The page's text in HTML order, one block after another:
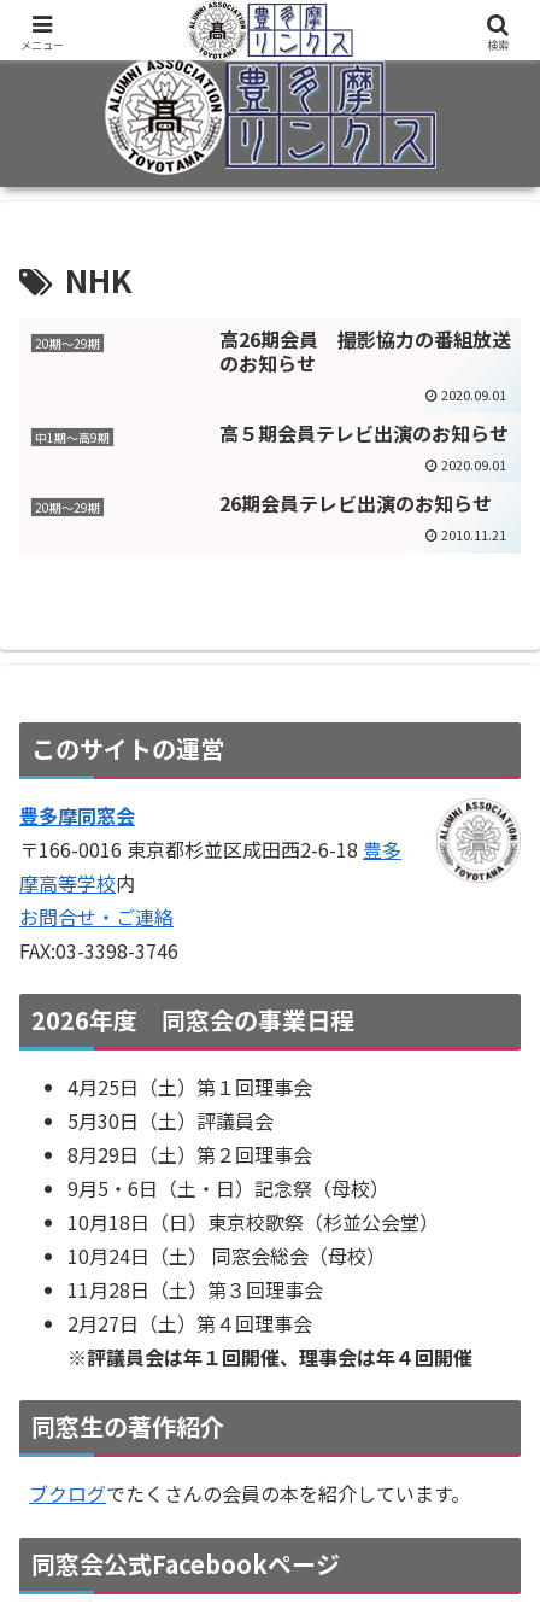
旧制十三中・都立豊多摩高卒業生2万7千人のための同窓会公式サイト
NHK
20期〜29期
高26期会員 撮影協力の番組放送
のお知らせ
2020.09.01
中1期～高9期 高５期会員テレビ出演のお知らせ
2020.09.01
20期〜29期 26期会員テレビ出演のお知らせ
2010.11.21
このサイトの運営
豊多摩同窓会
〒166-0016 東京都杉並区成田西2-6-18 豊多
摩高等学校内
お問合せ・ご連絡
FAX:03-3398-3746
2026年度 同窓会の事業日程
4月25日（土）第１回理事会
5月30日（土）評議員会
8月29日（土）第２回理事会
9月5・6日（土・日）記念祭（母校）
10月18日（日）東京校歌祭（杉並公会堂）
10月24日（土） 同窓会総会（母校）
11月28日（土）第３回理事会
2月27日（土）第４回理事会
※評議員会は年１回開催、理事会は年４回開催
同窓生の著作紹介
ブクログでたくさんの会員の本を紹介しています。
同窓会公式Facebookページ
メニュー 検索